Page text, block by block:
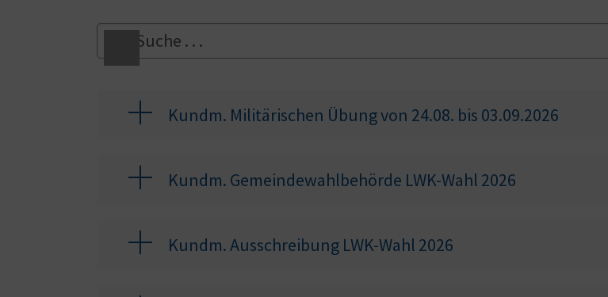
Kundm. Militärischen Übung von 24.08. bis 03.09.2026
Kundm. Gemeindewahlbehörde LWK-Wahl 2026
Kundm. Ausschreibung LWK-Wahl 2026